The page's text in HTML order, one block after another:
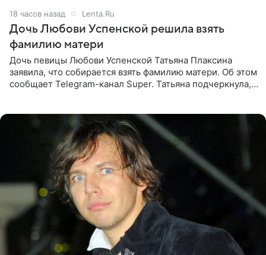
18 часов назад Lenta.Ru
Дочь Любови Успенской решила взять
фамилию матери
Дочь певицы Любови Успенской Татьяна Плаксина
заявила, что собирается взять фамилию матери. Об этом
сообщает Telegram-канал Super. Татьяна подчеркнула,